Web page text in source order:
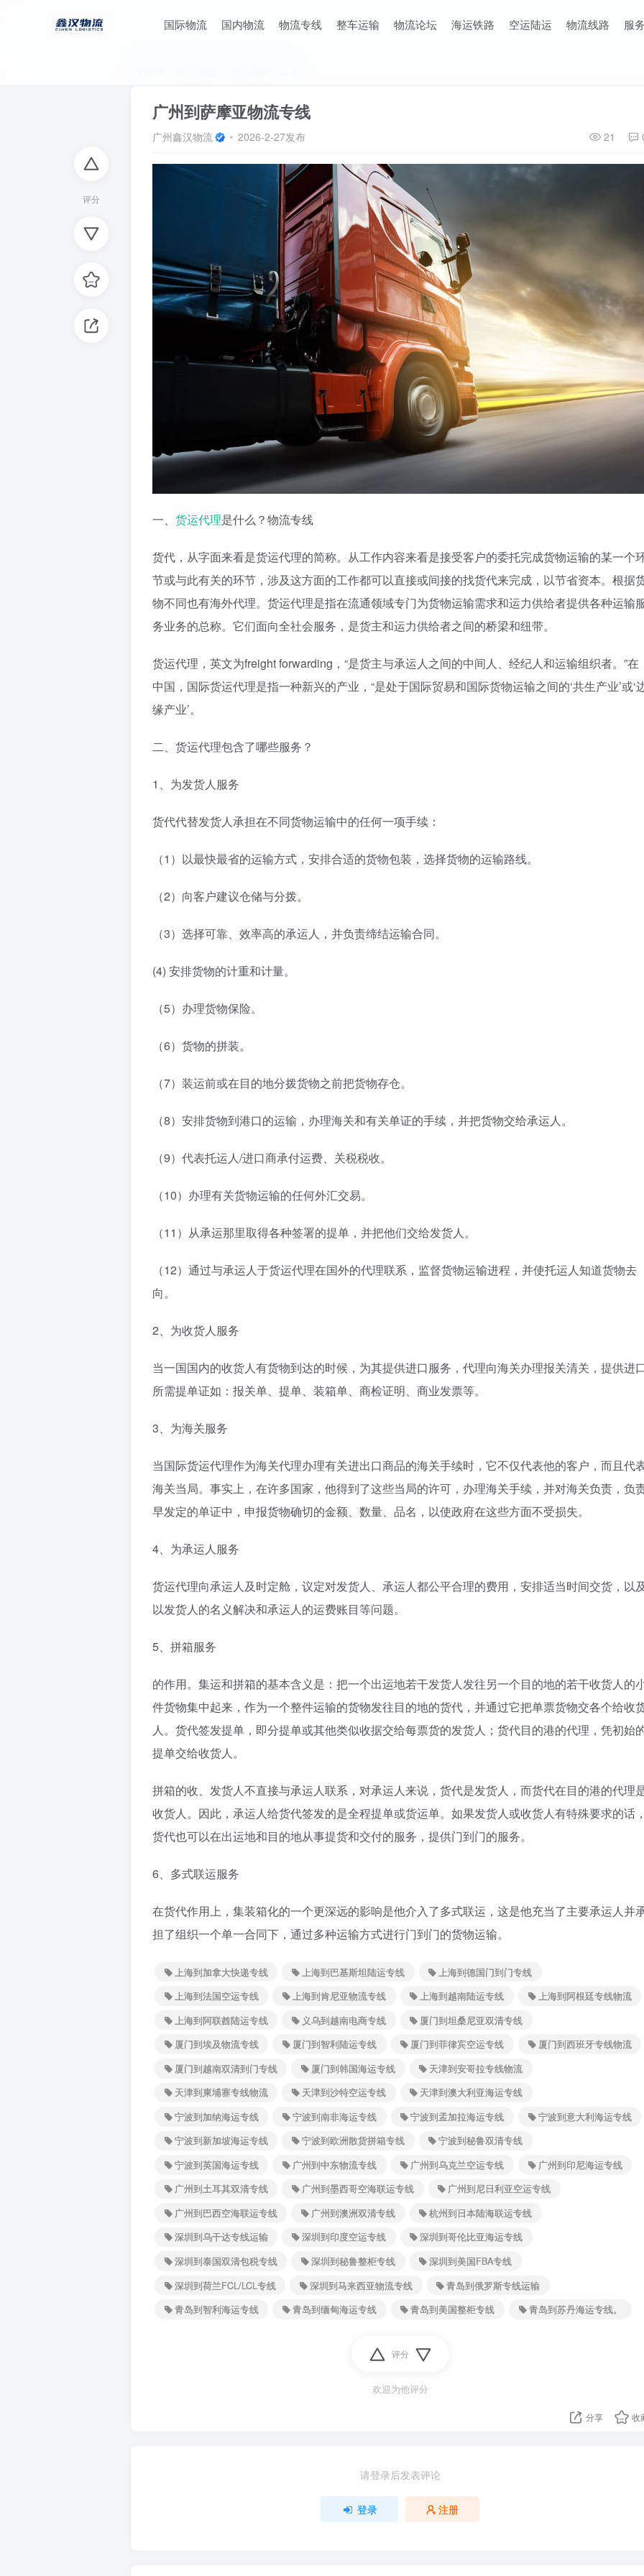
国际物流 国内物流 物流专线 整车运输 物流论坛 海运铁路 空运陆运 物流线路 服
评分
广州到萨摩亚物流专线
广州鑫汉物流 2026-2-27发布 21
一、 货运代理是什么？物流专线
货代，从字面来看是货运代理的简称。从工作内容来看是接受客户的委托完成货物运输的某一个
节或与此有关的环节，涉及这方面的工作都可以直接或间接的找货代来完成，以节省资本。根据
物不同也有海外代理。货运代理是指在流通领域专门为货物运输需求和运力供给者提供各种运输
务业务的总称。它们面向全社会服务，是货主和运力供给者之间的桥梁和纽带。
货运代理，英文为freight forwarding，“是货主与承运人之间的中间人、经纪人和运输组织者。”在
中国，国际货运代理是指一种新兴的产业，“是处于国际贸易和国际货物运输之间的‘共生产业’或‘
缘产业’。
二、货运代理包含了哪些服务？
1、为发货人服务
货代代替发货人承担在不同货物运输中的任何一项手续：
（1）以最快最省的运输方式，安排合适的货物包装，选择货物的运输路线。
（2）向客户建议仓储与分拨。
（3）选择可靠、效率高的承运人，并负责缔结运输合同。
(4) 安排货物的计重和计量。
（5）办理货物保险。
（6）货物的拼装。
（7）装运前或在目的地分拨货物之前把货物存仓。
（8）安排货物到港口的运输，办理海关和有关单证的手续，并把货物交给承运人。
（9）代表托运人/进口商承付运费、关税税收。
（10）办理有关货物运输的任何外汇交易。
（11）从承运那里取得各种签署的提单，并把他们交给发货人。
（12）通过与承运人于货运代理在国外的代理联系，监督货物运输进程，并使托运人知道货物去
向。
2、为收货人服务
当一国国内的收货人有货物到达的时候，为其提供进口服务，代理向海关办理报关清关，提供进
所需提单证如：报关单、提单、装箱单、商检证明、商业发票等。
3、为海关服务
当国际货运代理作为海关代理办理有关进出口商品的海关手续时，它不仅代表他的客户，而且代
海关当局。事实上，在许多国家，他得到了这些当局的许可，办理海关手续，并对海关负责，负
早发定的单证中，申报货物确切的金额、数量、品名，以使政府在这些方面不受损失。
4、为承运人服务
货运代理向承运人及时定舱，议定对发货人、承运人都公平合理的费用，安排适当时间交货，以
以发货人的名义解决和承运人的运费账目等问题。
5、拼箱服务
的作用。集运和拼箱的基本含义是：把一个出运地若干发货人发往另一个目的地的若干收货人的
件货物集中起来，作为一个整件运输的货物发往目的地的货代，并通过它把单票货物交各个给收
人。货代签发提单，即分提单或其他类似收据交给每票货的发货人；货代目的港的代理，凭初始
提单交给收货人。
拼箱的收、发货人不直接与承运人联系，对承运人来说，货代是发货人，而货代在目的港的代理
收货人。因此，承运人给货代签发的是全程提单或货运单。如果发货人或收货人有特殊要求的话
货代也可以在出运地和目的地从事提货和交付的服务，提供门到门的服务。
6、多式联运服务
在货代作用上，集装箱化的一个更深远的影响是他介入了多式联运，这是他充当了主要承运人并
担了组织一个单一合同下，通过多种运输方式进行门到门的货物运输。
上海到加拿大快递专线 上海到巴基斯坦陆运专线
上海到德国门到门专线
上海到法国空运专线
上海到肯尼亚物流专线 上海到越南陆运专线
上海到阿根廷专线物流
上海到阿联酋陆运专线
义乌到越南电商专线
厦门到坦桑尼亚双清专线
厦门到埃及物流专线
厦门到智利陆运专线 厦门到菲律宾空运专线
厦门到西班牙专线物流
厦门到越南双清到门专线
厦门到韩国海运专线
天津到安哥拉专线物流
天津到柬埔寨专线物流
天津到沙特空运专线
天津到澳大利亚海运专线
宁波到加纳海运专线
宁波到南非海运专线 宁波到孟加拉海运专线
宁波到意大利海运专线
宁波到新加坡海运专线
宁波到欧洲散货拼箱专线
宁波到秘鲁双清专线
宁波到英国海运专线
广州到中东物流专线 广州到乌克兰空运专线
广州到印尼海运专线
广州到土耳其双清专线
广州到墨西哥空海联运专线
广州到尼日利亚空运专线
广州到巴西空海联运专线
广州到澳洲双清专线
杭州到日本陆海联运专线
深圳到乌干达专线运输
深圳到印度空运专线
深圳到哥伦比亚海运专线
深圳到泰国双清包税专线
深圳到秘鲁整柜专线
深圳到美国FBA专线
深圳到荷兰FCL/LCL专线
深圳到马来西亚物流专线
青岛到俄罗斯专线运输
青岛到智利海运专线
青岛到缅甸海运专线 青岛到美国整柜专线 青岛到苏丹海运专线。
评分
欢迎为他评分
分享 收
请登录后发表评论
登录 注册